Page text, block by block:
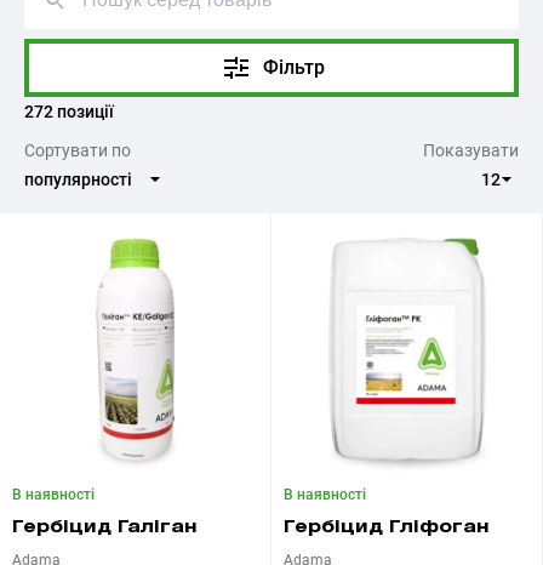
Фільтр
272 позиції
Cортувати по
Показувати
В наявності
Гербіцид Галіган
Adama
В наявності
Гербіцид Гліфоган
Adama